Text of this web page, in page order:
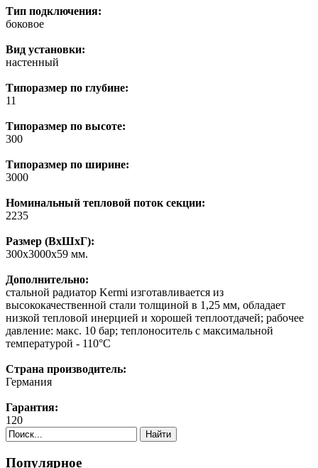
Тип подключения:
боковое
Вид установки:
настенный
Типоразмер по глубине:
11
Типоразмер по высоте:
300
Типоразмер по ширине:
3000
Номинальный тепловой поток секции:
2235
Размер (ВхШхГ):
300х3000х59 мм.
Дополнительно:
cтальной радиатор Kermi изготавливается из
высококачественной стали толщиной в 1,25 мм, обладает
низкой тепловой инерцией и хорошей теплоотдачей; рабочее
давление: макс. 10 бар; теплоноситель с максимальной
температурой - 110°C
Страна производитель:
Германия
Гарантия:
120
Найти
Популярное